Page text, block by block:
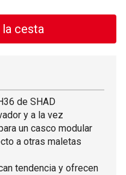
la cesta
de SHAD
y a la vez
un casco modular
a otras maletas
tendencia y ofrecen